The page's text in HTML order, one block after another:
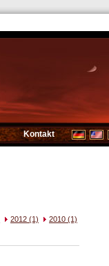
Kontakt
2012 (1)
2010 (1)